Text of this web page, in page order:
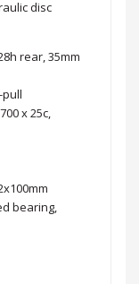
disc
rear, 35mm
pull
x 25c,
bearing,